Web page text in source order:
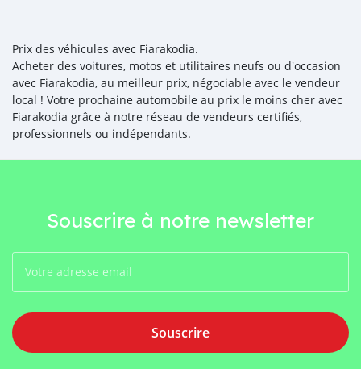
Prix des véhicules avec Fiarakodia.
Acheter des voitures, motos et utilitaires neufs ou d'occasion
avec Fiarakodia, au meilleur prix, négociable avec le vendeur
local ! Votre prochaine automobile au prix le moins cher avec
Fiarakodia grâce à notre réseau de vendeurs certifiés,
professionnels ou indépendants.
Souscrire à notre newsletter
Souscrire